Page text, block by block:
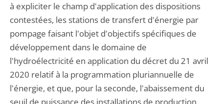
à expliciter le champ d'application des dispositions
contestées, les stations de transfert d'énergie par
pompage faisant l'objet d'objectifs spécifiques de
développement dans le domaine de
l'hydroélectricité en application du décret du 21 avril
2020 relatif à la programmation pluriannuelle de
l'énergie, et que, pour la seconde, l'abaissement du